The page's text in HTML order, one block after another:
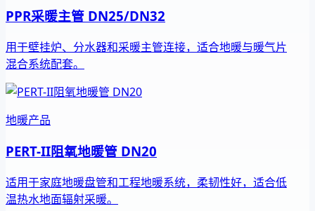
PPR采暖主管 DN25/DN32
用于壁挂炉、分水器和采暖主管连接，适合地暖与暖气片
混合系统配套。
地暖产品
PERT-II阻氧地暖管 DN20
适用于家庭地暖盘管和工程地暖系统，柔韧性好，适合低
温热水地面辐射采暖。